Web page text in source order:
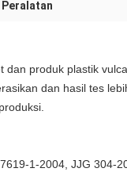
Peralatan
dan produk plastik
dan hasil tes
1-2004, JJG 304-